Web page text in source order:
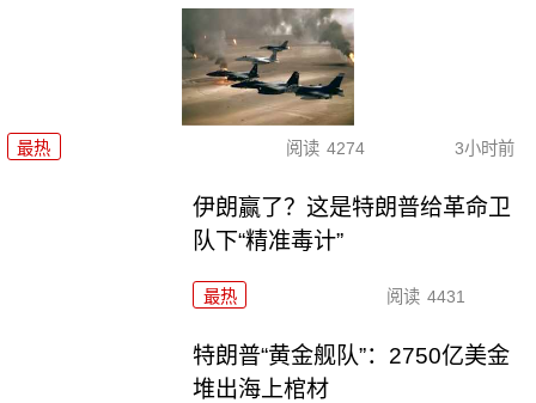
最热 阅读 4274 3小时前
伊朗赢了？这是特朗普给革命卫
队下“精准毒计”
最热 阅读 4431
特朗普“黄金舰队”：2750亿美金
堆出海上棺材